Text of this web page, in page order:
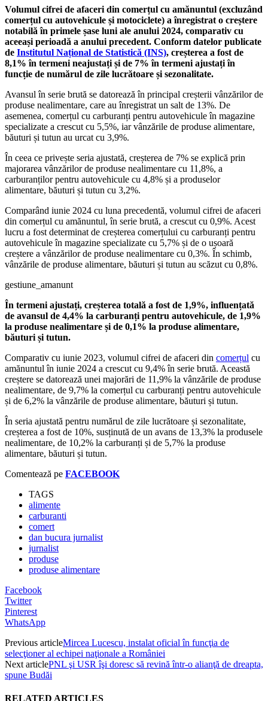
Volumul cifrei de afaceri din comerțul cu amănuntul (excluzând
comerțul cu autovehicule și motociclete) a înregistrat o creștere
notabilă în primele șase luni ale anului 2024, comparativ cu
aceeași perioadă a anului precedent. Conform datelor publicate
de Institutul Național de Statistică (INS), creșterea a fost de
8,1% în termeni neajustați și de 7% în termeni ajustați în
funcție de numărul de zile lucrătoare și sezonalitate.
Avansul în serie brută se datorează în principal creșterii vânzărilor de
produse nealimentare, care au înregistrat un salt de 13%. De
asemenea, comerțul cu carburanți pentru autovehicule în magazine
specializate a crescut cu 5,5%, iar vânzările de produse alimentare,
băuturi și tutun au urcat cu 3,9%.
În ceea ce privește seria ajustată, creșterea de 7% se explică prin
majorarea vânzărilor de produse nealimentare cu 11,8%, a
carburanților pentru autovehicule cu 4,8% și a produselor
alimentare, băuturi și tutun cu 3,2%.
Comparând iunie 2024 cu luna precedentă, volumul cifrei de afaceri
din comerțul cu amănuntul, în serie brută, a crescut cu 0,9%. Acest
lucru a fost determinat de creșterea comerțului cu carburanți pentru
autovehicule în magazine specializate cu 5,7% și de o ușoară
creștere a vânzărilor de produse nealimentare cu 0,3%. În schimb,
vânzările de produse alimentare, băuturi și tutun au scăzut cu 0,8%.
gestiune_amanunt
În termeni ajustați, creșterea totală a fost de 1,9%, influențată
de avansul de 4,4% la carburanți pentru autovehicule, de 1,9%
la produse nealimentare și de 0,1% la produse alimentare,
băuturi și tutun.
Comparativ cu iunie 2023, volumul cifrei de afaceri din comerțul cu
amănuntul în iunie 2024 a crescut cu 9,4% în serie brută. Această
creștere se datorează unei majorări de 11,9% la vânzările de produse
nealimentare, de 9,7% la comerțul cu carburanți pentru autovehicule
și de 6,2% la vânzările de produse alimentare, băuturi și tutun.
În seria ajustată pentru numărul de zile lucrătoare și sezonalitate,
creșterea a fost de 10%, susținută de un avans de 13,3% la produsele
nealimentare, de 10,2% la carburanți și de 5,7% la produse
alimentare, băuturi și tutun.
Comentează pe FACEBOOK
TAGS
alimente
carburanti
comert
dan bucura jurnalist
jurnalist
produse
produse alimentare
Facebook
Twitter
Pinterest
WhatsApp
Previous articleMircea Lucescu, instalat oficial în funcţia de
selecţioner al echipei naţionale a României
Next articlePNL şi USR îşi doresc să revină într-o alianţă de dreapta,
spune Budăi
RELATED ARTICLES